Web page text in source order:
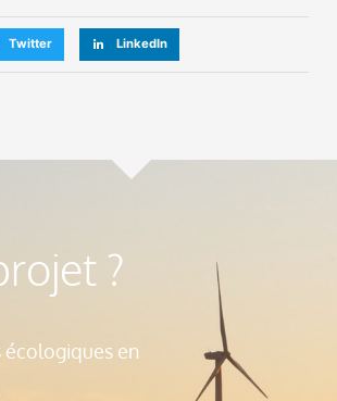
Twitter LinkedIn
?
en